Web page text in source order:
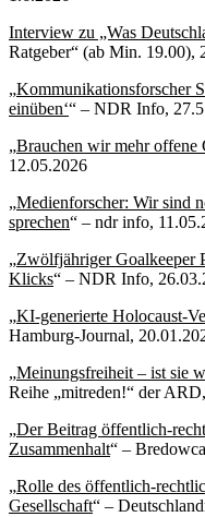
Interview zu „Was
Ratgeber“ (ab Min. 19.00),
„Kommunikationsforscher
einüben‘“ – NDR Info,
„Brauchen wir mehr offene
12.05.2026
„Medienforscher: Wir sind
sprechen“ – ndr info,
„Zwölfjähriger Goalkeeper
Klicks“ – NDR Info,
„KI-generierte Holocaust-
Hamburg-Journal,
„Meinungsfreiheit – ist sie
Reihe „mitreden!“ der
„Der Beitrag öffentlich-
Zusammenhalt“ –
„Rolle des öffentlich-
Gesellschaft“ –